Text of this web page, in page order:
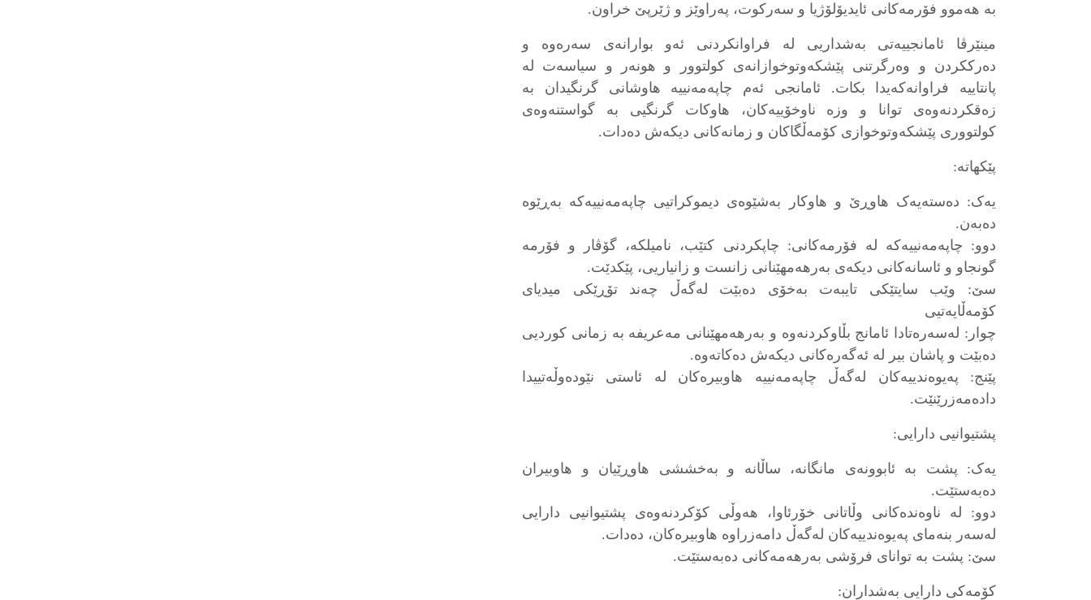
بە هەموو فۆرمەکانی ئایدیۆلۆژیا و سەرکوت، پەراوێز و ژێرپێ خراون.
مینێرڤا ئامانجییەتی بەشداریی لە فراوانکردنی ئەو بوارانەی سەرەوە و
دەرککردن و وەرگرتنی پێشکەوتوخوازانەی کولتوور و هونەر و سیاسەت لە
پانتاییە فراوانەکەیدا بکات. ئامانجی ئەم چاپەمەنییە هاوشانی گرنگیدان بە
زەقکردنەوەی توانا و وزە ناوخۆییەکان، هاوکات گرنگیی بە گواستنەوەی
کولتووری پێشکەوتوخوازی کۆمەڵگاکان و زمانەکانی دیکەش دەدات.
پێکهاتە:
یەک: دەستەیەک هاوڕێ و هاوکار بەشێوەی دیموکراتیی چاپەمەنییەکە بەڕێوە
دەبەن.
دوو: چاپەمەنییەکە لە فۆرمەکانی: چاپکردنی کتێب، نامیلکە، گۆڤار و فۆرمە
گونجاو و ئاسانەکانی دیکەی بەرهەمهێنانی زانست و زانیاریی، پێکدێت.
سێ: وێب سایتێکی تایبەت بەخۆی دەبێت لەگەڵ چەند تۆڕێکی میدیای
کۆمەڵایەتیی
چوار: لەسەرەتادا ئامانج بڵاوکردنەوە و بەرهەمهێنانی مەعریفە بە زمانی کوردیی
دەبێت و پاشان بیر لە ئەگەرەکانی دیکەش دەکاتەوە.
پێنج: پەیوەندییەکان لەگەڵ چاپەمەنییە هاوبیرەکان لە ئاستی نێودەوڵەتییدا
دادەمەزرێنێت.
پشتیوانیی دارایی:
یەک: پشت بە ئابوونەی مانگانە، ساڵانە و بەخششی هاوڕێیان و هاوبیران
دەبەستێت.
دوو: لە ناوەندەکانی وڵاتانی خۆرئاوا، هەوڵی کۆکردنەوەی پشتیوانیی دارایی
لەسەر بنەمای پەیوەندییەکان لەگەڵ دامەزراوە هاوبیرەکان، دەدات.
سێ: پشت بە توانای فرۆشی بەرهەمەکانی دەبەستێت.
کۆمەکی دارایی بەشداران: